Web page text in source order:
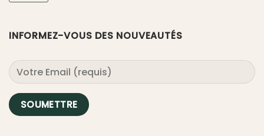
INFORMEZ-VOUS DES NOUVEAUTÉS